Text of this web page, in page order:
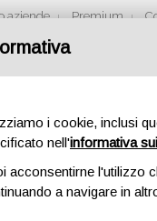
aziende Premium
i cookie, inclusi
nell'informativa
acconsentirne l'utilizzo
a navigare in